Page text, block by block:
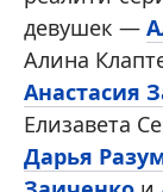
девушек —
Алина
Анастасия
Елизавета
Дарья